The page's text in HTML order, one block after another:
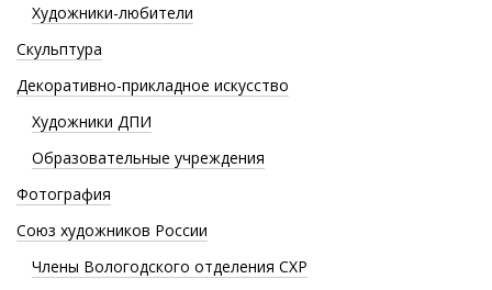
Художники-любители
Скульптура
Декоративно-прикладное искусство
Художники ДПИ
Образовательные учреждения
Фотография
Союз художников России
Члены Вологодского отделения СХР